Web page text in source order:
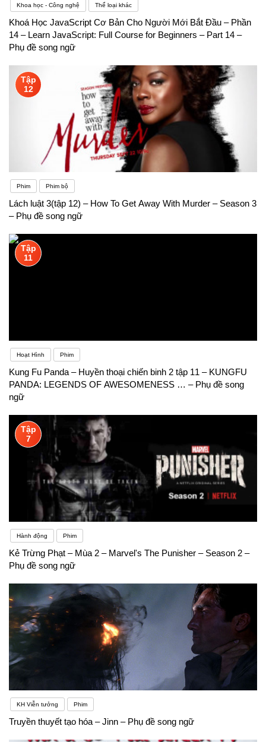
Khoa học - Công nghệ Thể loại khác
Khoá Học JavaScript Cơ Bản Cho Người Mới Bắt Đầu – Phần
14 – Learn JavaScript: Full Course for Beginners – Part 14 –
Phụ đề song ngữ
Tập
12
Phim Phim bộ
Lách luật 3(tập 12) – How To Get Away With Murder – Season 3
– Phụ đề song ngữ
Tập
11
Hoạt Hình Phim
Kung Fu Panda – Huyền thoại chiến binh 2 tập 11 – KUNGFU
PANDA: LEGENDS OF AWESOMENESS … – Phụ đề song
ngữ
Tập
7
Hành động Phim
Kẻ Trừng Phạt – Mùa 2 – Marvel's The Punisher – Season 2 –
Phụ đề song ngữ
KH Viễn tưởng Phim
Truyền thuyết tạo hóa – Jinn – Phụ đề song ngữ